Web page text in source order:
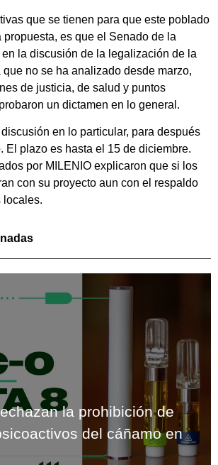
que se tienen para que este poblado
propuesta, es que el Senado de la
la discusión de la legalización de la
no se ha analizado desde marzo,
de justicia, de salud y puntos
un dictamen en lo general.
en lo particular, para después
El plazo es hasta el 15 de diciembre.
por MILENIO explicaron que si los
con su proyecto aun con el respaldo
locales.
la prohibición de
del cáñamo en